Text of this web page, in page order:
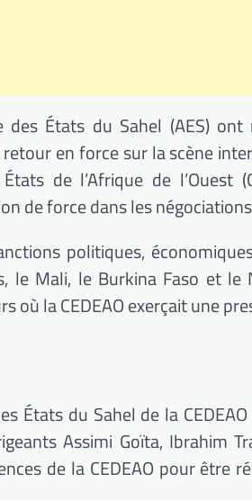
des États du Sahel (AES)
en force sur la scène
de l’Afrique de l’Ouest
de force dans les
politiques,
le Mali, le Burkina Faso et
où la CEDEAO exerçait une
États du Sahel de la
Assimi Goïta, Ibrahim
de la CEDEAO pour être